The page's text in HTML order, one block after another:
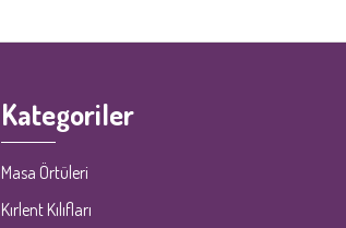
Kategoriler
Masa Örtüleri
Kırlent Kılıfları